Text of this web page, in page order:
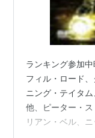
伝説のロック
僕の大切な人
ファニー・ピー
ウソから始ま
演
ナイト ミュージ
ランキング参加
フィル・ロード
ニング・テイタ
他、ピーター・
リアン・ベル、